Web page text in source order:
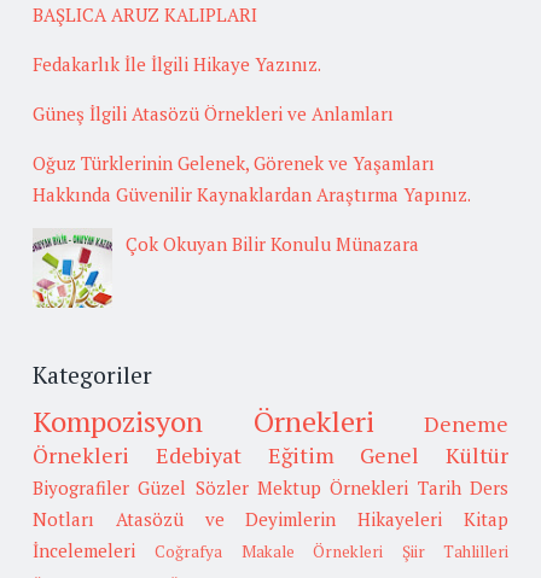
BAŞLICA ARUZ KALIPLARI
Fedakarlık İle İlgili Hikaye Yazınız.
Güneş İlgili Atasözü Örnekleri ve Anlamları
Oğuz Türklerinin Gelenek, Görenek ve Yaşamları
Hakkında Güvenilir Kaynaklardan Araştırma Yapınız.
Çok Okuyan Bilir Konulu Münazara
Kategoriler
Kompozisyon Örnekleri
Deneme
Örnekleri
Edebiyat Eğitim Genel Kültür
Biyografiler Güzel Sözler Mektup Örnekleri Tarih Ders
Notları
Atasözü ve Deyimlerin Hikayeleri
Kitap
İncelemeleri
Coğrafya Makale Örnekleri Şiir Tahlilleri